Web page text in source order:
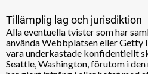
Tillämplig lag och jurisdiktion
Alla eventuella tvister som har
använda Webbplatsen eller Getty
vara underkastade konfidentiellt
Seattle, Washington, förutom i